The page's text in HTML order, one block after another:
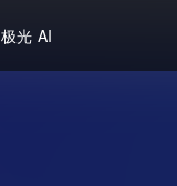
极光 AI